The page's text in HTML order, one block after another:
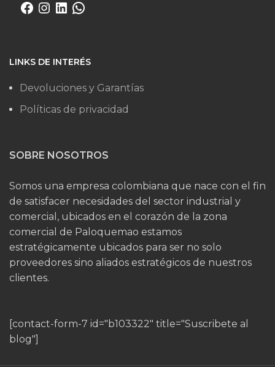
LINKS DE INTERÉS
Devoluciones y Garantías
Políticas de privacidad
SOBRE NOSOTROS
Somos una empresa colombiana que nace con el fin
de satisfacer necesidades del sector industrial y
comercial, ubicados en el corazón de la zona
comercial de Paloquemao estamos
estratégicamente ubicados para ser no solo
proveedores sino aliados estratégicos de nuestros
clientes.
[contact-form-7 id="b103322" title="Suscribete al
blog"]